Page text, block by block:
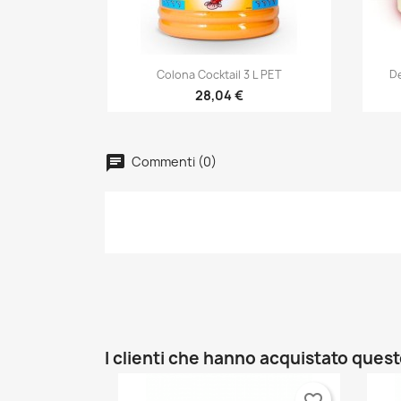
Anteprima
Colona Cocktail 3 L PET
28,04 €
Commenti (0)
I clienti che hanno acquistato